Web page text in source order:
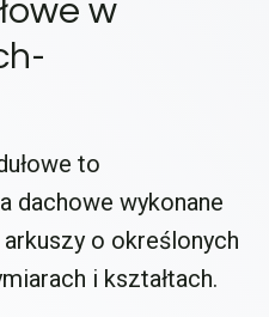
w
to
dachowe wykonane
o określonych
i kształtach.